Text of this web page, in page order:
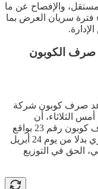
والإفصاح عن ما
فترة سريان العرض بما
صرف الكوبون
صرف كوبون شركة
الثلاثاء، أن
المصرية للاتصالات قررت تعديل موعد صرف كوبون رقم 23 بواقع
1.500 جنيه للسهم ليصبح يوم 23 أبريل الجاري بدلا من يوم 24 أبريل
الحق في التوزيع